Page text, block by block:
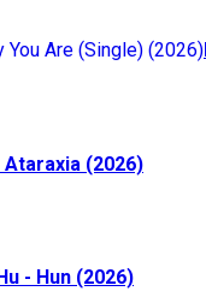
(2026)
- Hun (2026)